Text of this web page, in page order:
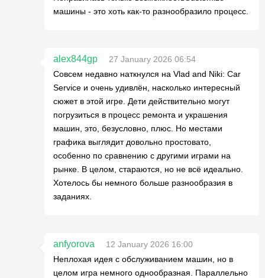
машины - это хоть как-то разнообразило процесс.
alex844gp
27 January 2026 06:54
Совсем недавно наткнулся на Vlad and Niki: Car
Service и очень удивлён, насколько интересный
сюжет в этой игре. Дети действительно могут
погрузиться в процесс ремонта и украшения
машин, это, безусловно, плюс. Но местами
графика выглядит довольно простовато,
особенно по сравнению с другими играми на
рынке. В целом, стараются, но не всё идеально.
Хотелось бы немного больше разнообразия в
заданиях.
anfyorova
12 January 2026 16:00
Неплохая идея с обслуживанием машин, но в
целом игра немного однообразная. Параллельно